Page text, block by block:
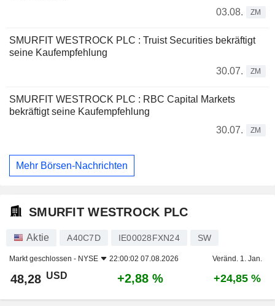
03.08.
ZM
SMURFIT WESTROCK PLC : Truist Securities bekräftigt
seine Kaufempfehlung
30.07.
ZM
SMURFIT WESTROCK PLC : RBC Capital Markets
bekräftigt seine Kaufempfehlung
30.07.
ZM
Mehr Börsen-Nachrichten
SMURFIT WESTROCK PLC
Aktie A40C7D IE00028FXN24 SW
Markt geschlossen - NYSE 22:00:02 07.08.2026 Veränd. 1. Jan.
48,28 USD +2,88 % +24,85 %